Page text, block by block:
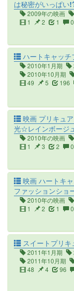
は秘密がいっぱい
2009年の映画
1
2 1 0
ハートキャッチ
2010年1月期
2010年10月期
49
5 196
映画 プリキュ
光☆レインボージ
2010年の映画
1
3 2 0
映画 ハートキ
ファッションシ
2010年の映画
1
2 1 0
スイートプリ
2011年1月期
2011年10月期
48
4 96